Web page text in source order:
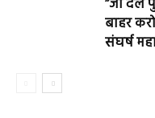
”जो दल
बाहर
संघर्ष